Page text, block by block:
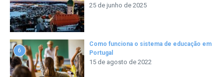
25 de junho de 2025
6
Como funciona o sistema de educação em
Portugal
15 de agosto de 2022